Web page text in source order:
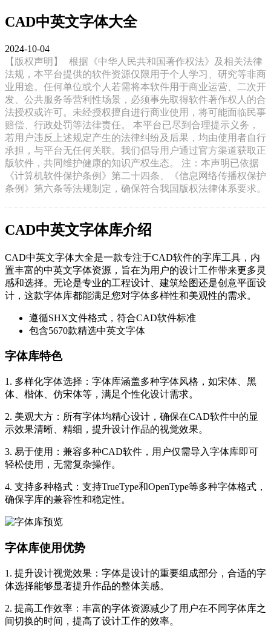
CAD中英文字体大全
2024-10-04
【版权声明】
根据《中华人民共和国著作权法》及相关法律
法规，本平台提供的软件资源仅限用于个人学习、研究等非商
业用途。任何单位或个人若需将本软件用于商业运营、二次开
发、公共服务等营利性场景，必须事先取得软件著作权人的合
法授权或许可。未经授权擅自进行商业使用，将可能面临民事
赔偿、行政处罚等法律责任。 本平台已尽到合理提示义务，
若用户违反上述规定产生的法律纠纷及后果，均由使用者自行
承担，与平台无任何关联。我们倡导用户通过官方渠道获取正
版软件，共同维护健康的知识产权生态。 注：本声明已依据
《计算机软件保护条例》第二十四条、《信息网络传播权保护
条例》第六条等法规制定，确保符合我国版权法律体系要求。
CAD中英文字体库介绍
CAD中英文字体大全是一款专注于CAD软件的字库工具，内
置丰富的中英文字体资源，旨在为用户的设计工作带来更多灵
感和选择。无论是专业的工程设计、建筑绘图还是创意平面设
计，这款字体库都能满足您对字体多样性和美观性的需求。
遵循SHX文件格式，符合CAD软件标准
包含5670款精选中英文字体
字体库特色
1. 多样化字体选择：字体库涵盖多种字体风格，如宋体、黑
体、楷体、仿宋体等，满足个性化设计需求。
2. 美观大方：所有字体均精心设计，确保在CAD软件中的显
示效果清晰、精细，提升设计作品的视觉效果。
3. 易于使用：兼容多种CAD软件，用户仅需导入字体库即可
轻松使用，无需复杂操作。
4. 支持多种格式：支持TrueType和OpenType等多种字体格式，
确保字库的兼容性和稳定性。
字体库使用优势
1. 提升设计视觉效果：字体是设计的重要组成部分，合适的字
体选择能够显著提升作品的整体美感。
2. 提高工作效率：丰富的字体资源减少了用户在不同字体库之
间切换的时间，提高了设计工作的效率。